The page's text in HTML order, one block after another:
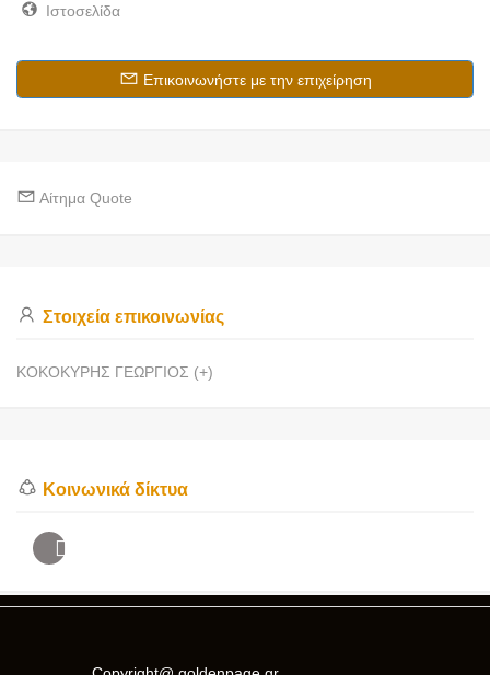
Ιστοσελίδα
Επικοινωνήστε με την επιχείρηση
Αίτημα Quote
Στοιχεία επικοινωνίας
ΚΟΚΟΚΥΡΗΣ ΓΕΩΡΓΙΟΣ (+)
Κοινωνικά δίκτυα